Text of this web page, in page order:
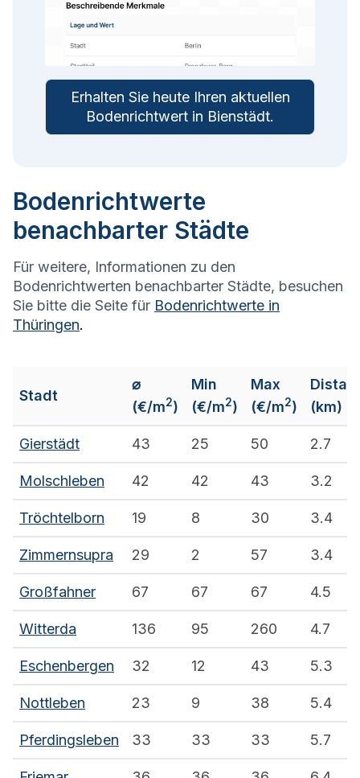
Erhalten Sie heute Ihren aktuellen
Bodenrichtwert in Bienstädt.
Bodenrichtwerte
benachbarter Städte
Für weitere, Informationen zu den
Bodenrichtwerten benachbarter Städte, besuchen
Sie bitte die Seite für Bodenrichtwerte in
Thüringen.
Stadt
⌀
(€/m2)
Min
(€/m2)
Max
(€/m2)
(km)
Gierstädt 43 25 50 2.7
Molschleben 42 42 43 3.2
Tröchtelborn 19 8 30 3.4
Zimmernsupra 29 2 57 3.4
Großfahner 67 67 67 4.5
Witterda 136 95 260 4.7
Eschenbergen 32 12 43 5.3
Nottleben 23 9 38 5.4
Pferdingsleben 33 33 33 5.7